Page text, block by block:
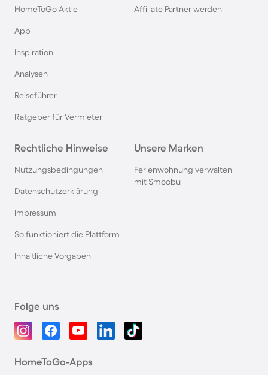
HomeToGo Aktie
App
Inspiration
Analysen
Reiseführer
Ratgeber für Vermieter
Affiliate Partner werden
Rechtliche Hinweise
Nutzungsbedingungen
Datenschutzerklärung
Impressum
So funktioniert die Plattform
Inhaltliche Vorgaben
Unsere Marken
Ferienwohnung verwalten
mit Smoobu
Folge uns
HomeToGo-Apps